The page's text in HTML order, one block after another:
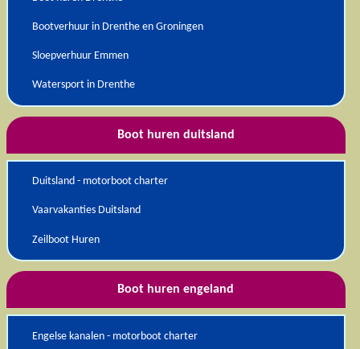
Bootverhuur in Drenthe en Groningen
Sloepverhuur Emmen
Watersport in Drenthe
Boot huren duitsland
Duitsland - motorboot charter
Vaarvakanties Duitsland
Zeilboot Huren
Boot huren engeland
Engelse kanalen - motorboot charter